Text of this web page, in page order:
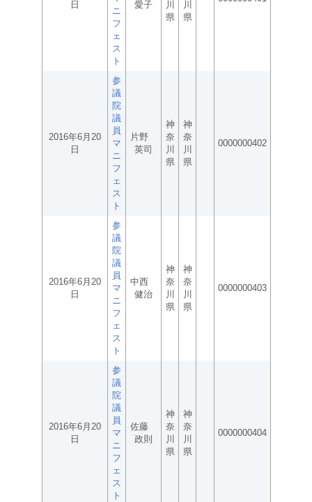
日
ニ
フ
ェ
ス
ト
愛子
川
県
川
県
2016年6月20
日
参
議
院
議
員
マ
ニ
フ
ェ
ス
ト
片野
英司
神
奈
川
県
神
奈
川
県
0000000402
2016年6月20
日
参
議
院
議
員
マ
ニ
フ
ェ
ス
ト
中西
健治
神
奈
川
県
神
奈
川
県
0000000403
2016年6月20
日
参
議
院
議
員
マ
ニ
フ
ェ
ス
ト
佐藤
政則
神
奈
川
県
神
奈
川
県
0000000404